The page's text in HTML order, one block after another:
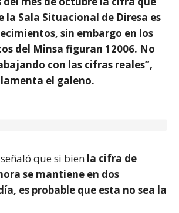
la Sala Situacional de Diresa es
sin embargo en los
del Minsa figuran 12006. No
con las cifras reales”,
lamenta el galeno.
que si bien la cifra de
se mantiene en dos
es probable que esta no sea la